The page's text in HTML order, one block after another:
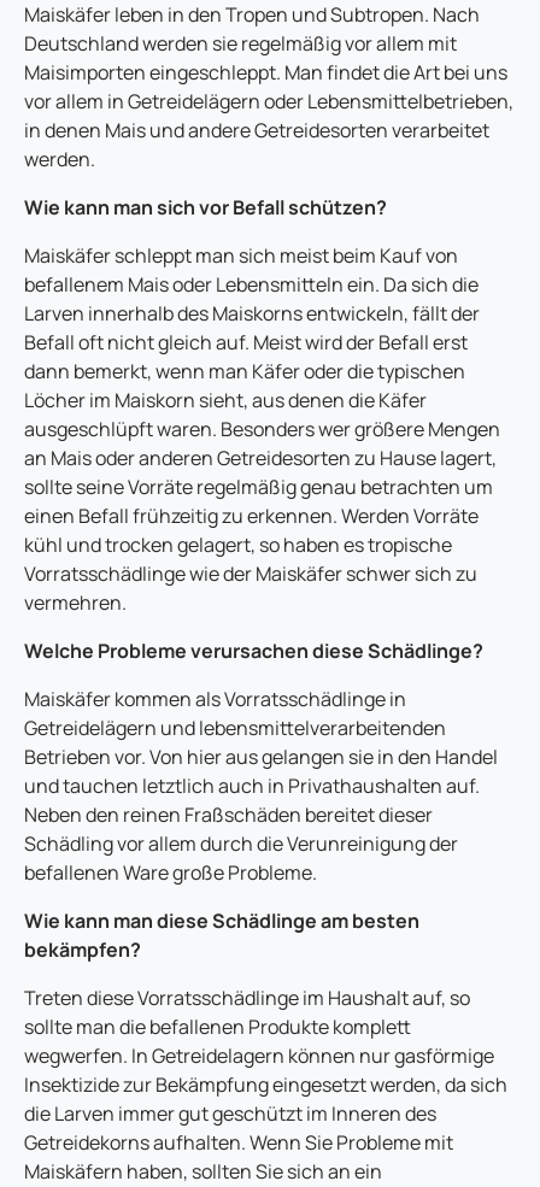
Maiskäfer leben in den Tropen und Subtropen. Nach
Deutschland werden sie regelmäßig vor allem mit
Maisimporten eingeschleppt. Man findet die Art bei uns
vor allem in Getreidelägern oder Lebensmittelbetrieben,
in denen Mais und andere Getreidesorten verarbeitet
werden.
Wie kann man sich vor Befall schützen?
Maiskäfer schleppt man sich meist beim Kauf von
befallenem Mais oder Lebensmitteln ein. Da sich die
Larven innerhalb des Maiskorns entwickeln, fällt der
Befall oft nicht gleich auf. Meist wird der Befall erst
dann bemerkt, wenn man Käfer oder die typischen
Löcher im Maiskorn sieht, aus denen die Käfer
ausgeschlüpft waren. Besonders wer größere Mengen
an Mais oder anderen Getreidesorten zu Hause lagert,
sollte seine Vorräte regelmäßig genau betrachten um
einen Befall frühzeitig zu erkennen. Werden Vorräte
kühl und trocken gelagert, so haben es tropische
Vorratsschädlinge wie der Maiskäfer schwer sich zu
vermehren.
Welche Probleme verursachen diese Schädlinge?
Maiskäfer kommen als Vorratsschädlinge in
Getreidelägern und lebensmittelverarbeitenden
Betrieben vor. Von hier aus gelangen sie in den Handel
und tauchen letztlich auch in Privathaushalten auf.
Neben den reinen Fraßschäden bereitet dieser
Schädling vor allem durch die Verunreinigung der
befallenen Ware große Probleme.
Wie kann man diese Schädlinge am besten
bekämpfen?
Treten diese Vorratsschädlinge im Haushalt auf, so
sollte man die befallenen Produkte komplett
wegwerfen. In Getreidelagern können nur gasförmige
Insektizide zur Bekämpfung eingesetzt werden, da sich
die Larven immer gut geschützt im Inneren des
Getreidekorns aufhalten. Wenn Sie Probleme mit
Maiskäfern haben, sollten Sie sich an ein